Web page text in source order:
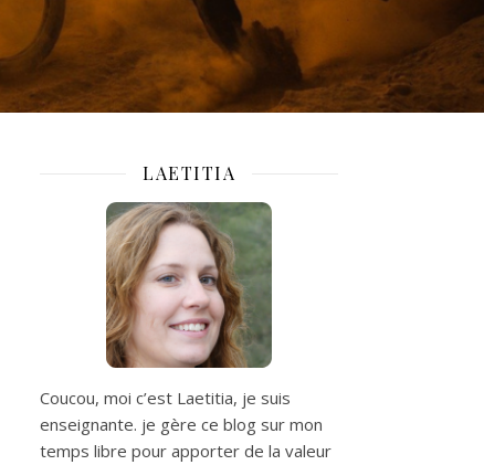
LAETITIA
Coucou, moi c’est Laetitia, je suis
enseignante. je gère ce blog sur mon
temps libre pour apporter de la valeur